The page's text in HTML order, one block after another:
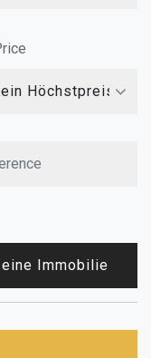
Höchstpreis
Immobilie